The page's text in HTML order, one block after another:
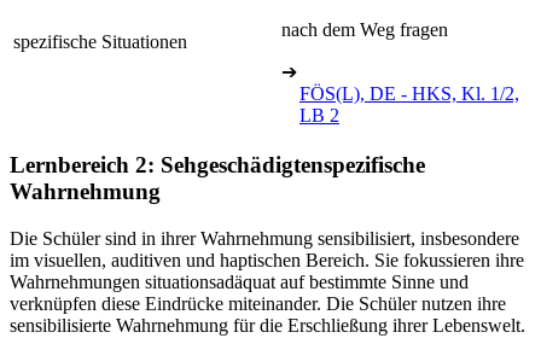
spezifische Situationen
nach dem Weg fragen
➔
FÖS(L), DE - HKS, Kl. 1/2,
LB 2
Lernbereich 2: Sehgeschädigtenspezifische
Wahrnehmung
Die Schüler sind in ihrer Wahrnehmung sensibilisiert, insbesondere
im visuellen, auditiven und haptischen Bereich. Sie fokussieren ihre
Wahrnehmungen situationsadäquat auf bestimmte Sinne und
verknüpfen diese Eindrücke miteinander. Die Schüler nutzen ihre
sensibilisierte Wahrnehmung für die Erschließung ihrer Lebenswelt.